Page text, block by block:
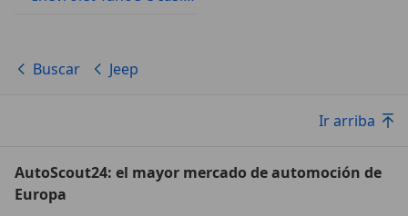
Buscar Jeep
Ir arriba
AutoScout24: el mayor mercado de automoción de
Europa